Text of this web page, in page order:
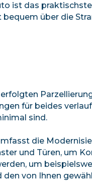
ist das
über die
für beides
sind.
die
und Türen, um
um
von Ihnen